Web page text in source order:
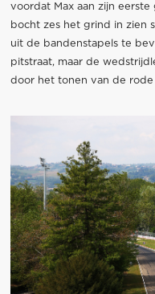
voordat Max aan zijn
bocht zes het grind in zien
uit de bandenstapels te
pitstraat, maar de
door het tonen van de rode